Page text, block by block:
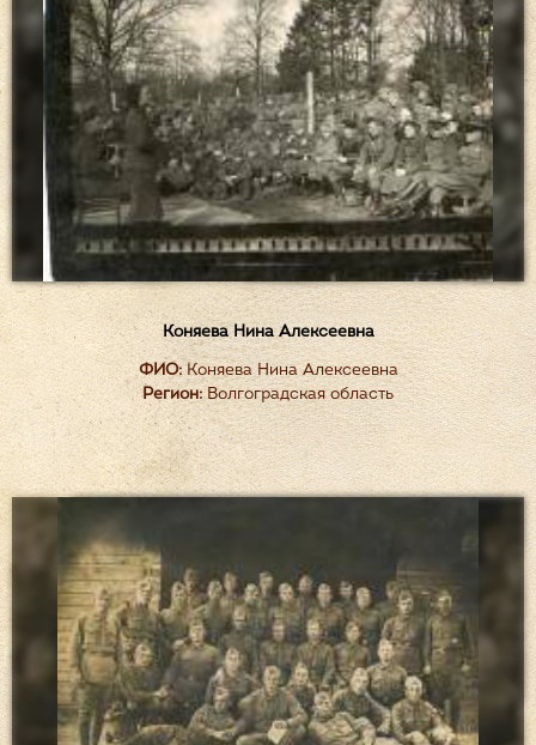
Коняева Нина Алексеевна
ФИО:Коняева Нина Алексеевна
Регион: Волгоградская область